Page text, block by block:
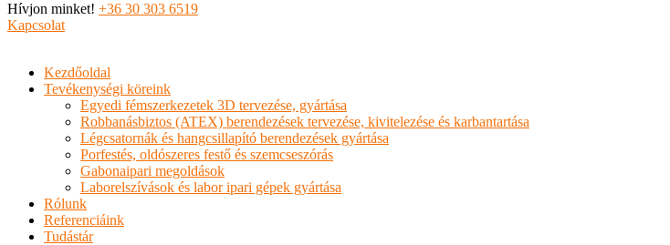
Hívjon minket! +36 30 303 6519
Kapcsolat
Kezdőoldal
Tevékenységi köreink
Egyedi fémszerkezetek 3D tervezése, gyártása
Robbanásbiztos (ATEX) berendezések tervezése, kivitelezése és karbantartása
Légcsatornák és hangcsillapító berendezések gyártása
Porfestés, oldószeres festő és szemcseszórás
Gabonaipari megoldások
Laborelszívások és labor ipari gépek gyártása
Rólunk
Referenciáink
Tudástár